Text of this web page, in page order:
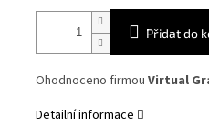
Přidat do
Ohodnoceno firmou Virtual
Detailní informace